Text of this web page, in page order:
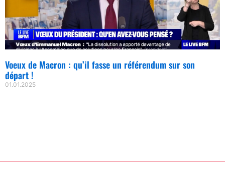
Voeux de Macron : qu’il fasse un référendum sur son
départ !
01.01.2025